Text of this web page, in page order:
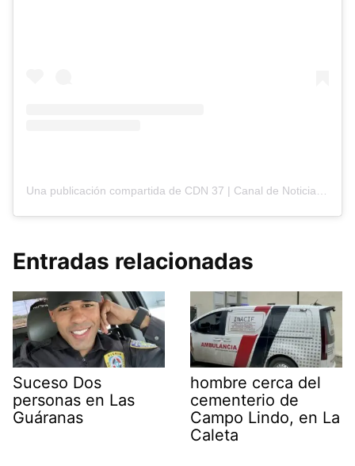
Una publicación compartida de CDN 37 | Canal de Noticias (@cdn37)
Entradas relacionadas
Suceso Dos
personas en Las
Guáranas
hombre cerca del
cementerio de
Campo Lindo, en La
Caleta